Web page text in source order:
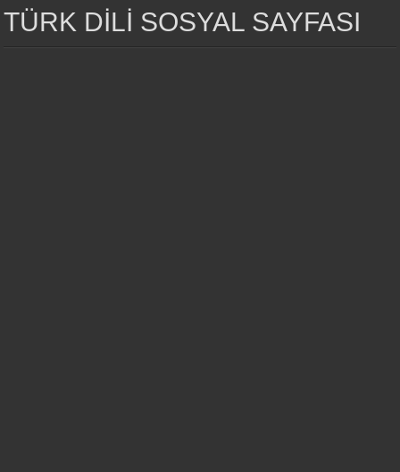
TÜRK DİLİ SOSYAL SAYFASI